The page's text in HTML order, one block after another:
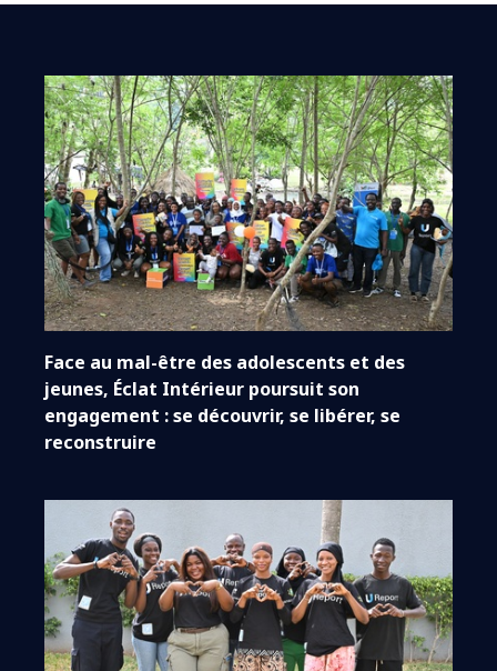
Face au mal-être des adolescents et des
jeunes, Éclat Intérieur poursuit son
engagement : se découvrir, se libérer, se
reconstruire